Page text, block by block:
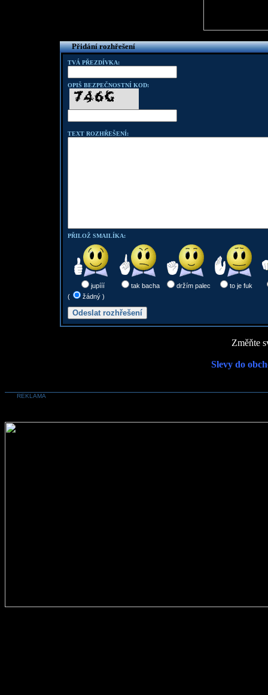
Přidání rozhřešení
TVÁ PŘEZDÍVKA:
OPIŠ BEZPEČNOSTNÍ KOD:
TEXT ROZHŘEŠENÍ:
PŘILOŽ SMAILÍKA:
jupííí tak bacha držím palec
to je fuk
(
žádný )
Změňte
Slevy do
REKLAMA